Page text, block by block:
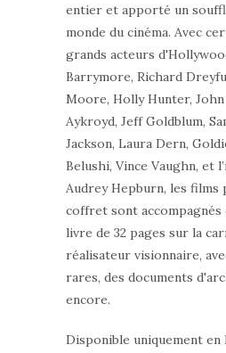
entier et apporté un
monde du cinéma. Avec
grands acteurs
Barrymore, Richard
Moore, Holly Hunter, John
Aykroyd, Jeff Goldblum,
Jackson, Laura Dern,
Belushi, Vince Vaughn, et
Audrey Hepburn, les films
coffret sont accompagnés
livre de 32 pages sur la
réalisateur visionnaire,
rares, des documents
encore.
Disponible uniquement en